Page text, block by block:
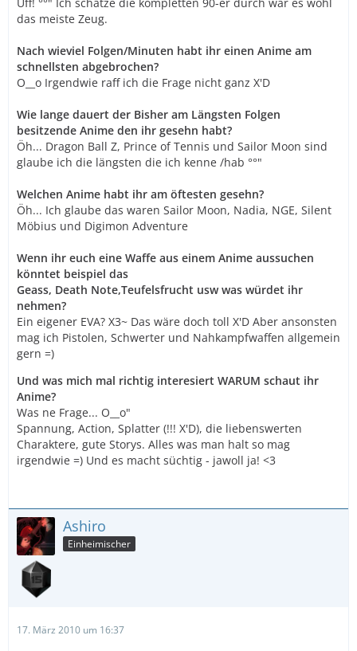
das meiste Zeug.
Nach wieviel Folgen/Minuten habt ihr einen Anime am
schnellsten abgebrochen?
O__o Irgendwie raff ich die Frage nicht ganz X'D
Wie lange dauert der Bisher am Längsten Folgen
besitzende Anime den ihr gesehn habt?
Öh... Dragon Ball Z, Prince of Tennis und Sailor Moon sind
glaube ich die längsten die ich kenne /hab °°"
Welchen Anime habt ihr am öftesten gesehn?
Öh... Ich glaube das waren Sailor Moon, Nadia, NGE, Silent
Möbius und Digimon Adventure
Wenn ihr euch eine Waffe aus einem Anime aussuchen
könntet beispiel das
Geass, Death Note,Teufelsfrucht usw was würdet ihr
nehmen?
Ein eigener EVA? X3~ Das wäre doch toll X'D Aber ansonsten
mag ich Pistolen, Schwerter und Nahkampfwaffen allgemein
gern =)
Und was mich mal richtig interesiert WARUM schaut ihr
Anime?
Was ne Frage... O__o"
Spannung, Action, Splatter (!!! X'D), die liebenswerten
Charaktere, gute Storys. Alles was man halt so mag
irgendwie =) Und es macht süchtig - jawoll ja! <3
Ashiro
Einheimischer
17. März 2010 um 16:37